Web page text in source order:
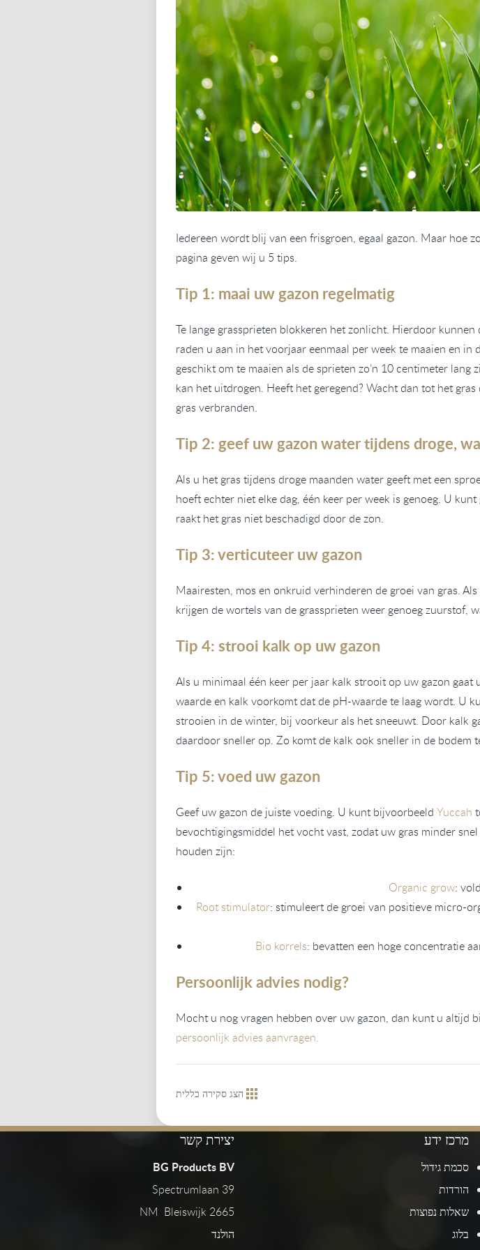
Iedereen wordt blij van een frisgroen, egaal gazon. Maar hoe
pagina geven wij u 5 tips.
Tip 1: maai uw gazon regelmatig
Te lange grassprieten blokkeren het zonlicht. Hierdoor
raden u aan in het voorjaar eenmaal per week te maaien en
geschikt om te maaien als de sprieten zo’n 10 centimeter
kan het uitdrogen. Heeft het geregend? Wacht dan tot het
gras verbranden.
Tip 2: geef uw gazon water tijdens droge,
Als u het gras tijdens droge maanden water geeft met een
hoeft echter niet elke dag, één keer per week is genoeg. U
raakt het gras niet beschadigd door de zon.
Tip 3: verticuteer uw gazon
Maairesten, mos en onkruid verhinderen de groei van gras.
krijgen de wortels van de grassprieten weer genoeg zuurstof,
Tip 4: strooi kalk op uw gazon
Als u minimaal één keer per jaar kalk strooit op uw gazon
waarde en kalk voorkomt dat de pH-waarde te laag wordt. U
strooien in de winter, bij voorkeur als het sneeuwt. Door kalk
daardoor sneller op. Zo komt de kalk ook sneller in de bodem
Tip 5: voed uw gazon
Geef uw gazon de juiste voeding. U kunt bijvoorbeeld Yuccah
bevochtigingsmiddel het vocht vast, zodat uw gras minder
houden zijn:
Organic grow:
Root stimulator: stimuleert de groei van positieve micro-
Bio korrels: bevatten een hoge concentratie
Persoonlijk advies nodig?
Mocht u nog vragen hebben over uw gazon, dan kunt u altijd
persoonlijk advies aanvragen.
הצג סקירה כללית
מרכז ידע
סכמת גידול
הורדות
שאלות נפוצות
בלוג
יצירת קשר
BG Products BV
Spectrumlaan 39
2665 NM Bleiswijk
הולנד